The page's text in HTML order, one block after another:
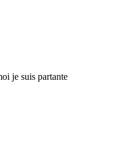
je suis partante